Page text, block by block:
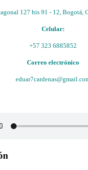
127 bis 91 - 12, Bogotá,
Celular:
+57 323 6885852
Correo electrónico